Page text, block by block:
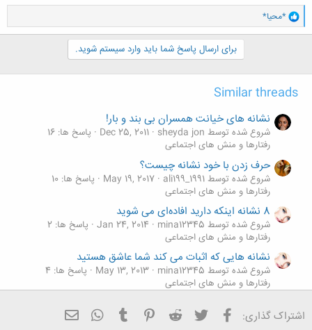
و
ا
ک
:
*محیا*
برای ارسال پاسخ شما باید وارد سیستم شوید.
Similar threads
نشانه های خیانت همسران بی بند و بار!
شروع شده توسط sheyda jon Dec 25, 2011
پاسخ ها: 16
رفتارها و منش های اجتماعی
حرف زدن با خود نشانه چیست؟
شروع شده توسط ali199_1991 May 19, 2017
پاسخ ها: 10
رفتارها و منش های اجتماعی
8 نشانه اینکه دارید افاده‌ای می شوید
شروع شده توسط mina12345 Jan 24, 2014 پاسخ ها: 2
رفتارها و منش های اجتماعی
نشانه هایی که اثبات می کند شما عاشق هستید
شروع شده توسط mina12345 May 13, 2013
پاسخ ها: 4
رفتارها و منش های اجتماعی
شروع شده توسط sheyda jon Dec 18, 2011 پاسخ ها: 14
اشتراک گذاری: فیسبوک تویتر Reddit
Pinterest
Tumblr
WhatsApp